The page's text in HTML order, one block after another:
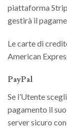
piattaforma
gestirà il
Le carte di
American
PayPal
Se l’Utente
pagamento il
server sicuro